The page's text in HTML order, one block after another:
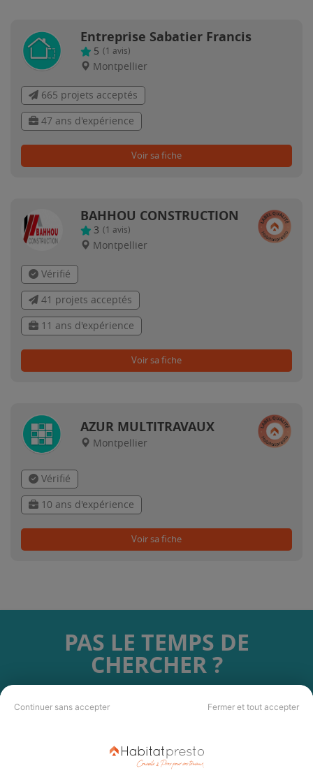
Continuer sans accepter Fermer et tout accepter
Entreprise Sabatier Francis
5 (1 avis)
Montpellier
665 projets acceptés
47 ans d'expérience
Voir sa fiche
BAHHOU CONSTRUCTION
3 (1 avis)
Montpellier
Vérifié
41 projets acceptés
11 ans d'expérience
Voir sa fiche
AZUR MULTITRAVAUX
Montpellier
Vérifié
10 ans d'expérience
Voir sa fiche
PAS LE TEMPS DE
CHERCHER ?
Vous souhaitez réaliser des travaux et ne savez quel professionnel
choisir ? Demandez des devis travaux
auprès de notre réseau de 5 000